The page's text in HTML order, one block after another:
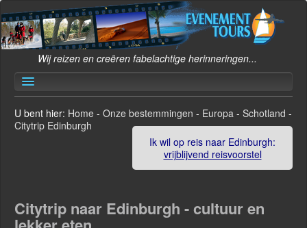
Wij reizen en creëren fabelachtige herinneringen...
Navigation
Onze bestemmingen
Groeps- en Incentivebestemmingen
Begeleide reizen
U bent hier: Home - Onze bestemmingen - Europa - Schotland -
Citytrip Edinburgh
Ik wil op reis naar Edinburgh:
vrijblijvend reisvoorstel
Citytrip naar Edinburgh - cultuur en